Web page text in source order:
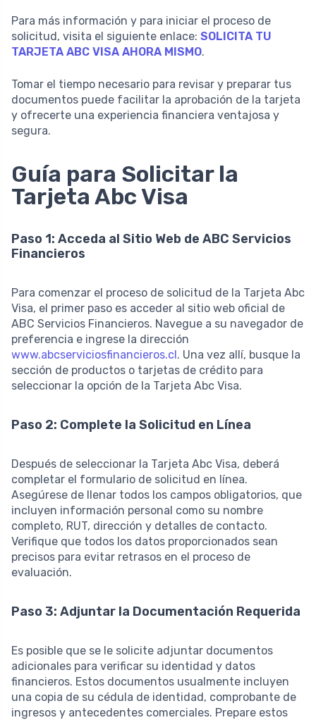
Para más información y para iniciar el proceso de
solicitud, visita el siguiente enlace: SOLICITA TU
TARJETA ABC VISA AHORA MISMO.
Tomar el tiempo necesario para revisar y preparar tus
documentos puede facilitar la aprobación de la tarjeta
y ofrecerte una experiencia financiera ventajosa y
segura.
Guía para Solicitar la
Tarjeta Abc Visa
Paso 1: Acceda al Sitio Web de ABC Servicios
Financieros
Para comenzar el proceso de solicitud de la Tarjeta Abc
Visa, el primer paso es acceder al sitio web oficial de
ABC Servicios Financieros. Navegue a su navegador de
preferencia e ingrese la dirección
www.abcserviciosfinancieros.cl. Una vez allí, busque la
sección de productos o tarjetas de crédito para
seleccionar la opción de la Tarjeta Abc Visa.
Paso 2: Complete la Solicitud en Línea
Después de seleccionar la Tarjeta Abc Visa, deberá
completar el formulario de solicitud en línea.
Asegúrese de llenar todos los campos obligatorios, que
incluyen información personal como su nombre
completo, RUT, dirección y detalles de contacto.
Verifique que todos los datos proporcionados sean
precisos para evitar retrasos en el proceso de
evaluación.
Paso 3: Adjuntar la Documentación Requerida
Es posible que se le solicite adjuntar documentos
adicionales para verificar su identidad y datos
financieros. Estos documentos usualmente incluyen
una copia de su cédula de identidad, comprobante de
ingresos y antecedentes comerciales. Prepare estos